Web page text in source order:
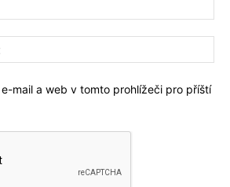
mail a web v tomto prohlížeči pro příští